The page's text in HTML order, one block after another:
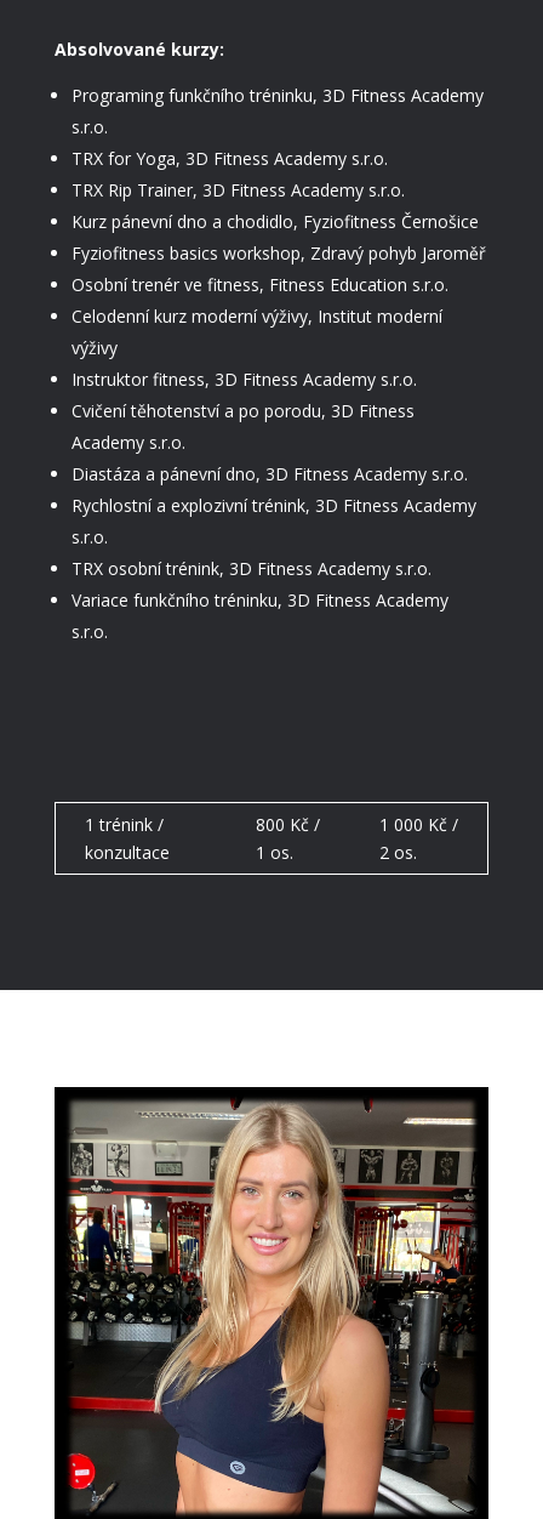
Absolvované kurzy:
Programing funkčního tréninku, 3D Fitness Academy
s.r.o.
TRX for Yoga, 3D Fitness Academy s.r.o.
TRX Rip Trainer, 3D Fitness Academy s.r.o.
Kurz pánevní dno a chodidlo, Fyziofitness Černošice
Fyziofitness basics workshop, Zdravý pohyb Jaroměř
Osobní trenér ve fitness, Fitness Education s.r.o.
Celodenní kurz moderní výživy, Institut moderní
výživy
Instruktor fitness, 3D Fitness Academy s.r.o.
Cvičení těhotenství a po porodu, 3D Fitness
Academy s.r.o.
Diastáza a pánevní dno, 3D Fitness Academy s.r.o.
Rychlostní a explozivní trénink, 3D Fitness Academy
s.r.o.
TRX osobní trénink, 3D Fitness Academy s.r.o.
Variace funkčního tréninku, 3D Fitness Academy
s.r.o.
1 trénink /
konzultace
800 Kč /
1 os.
1 000 Kč /
2 os.